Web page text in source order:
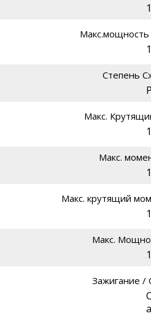
Степень
Макс.
Макс.
Макс. крутящий
Макс.
Зажигание /